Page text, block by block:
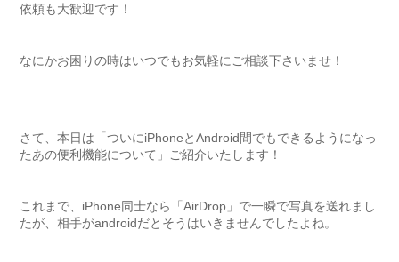
依頼も大歓迎です！
なにかお困りの時はいつでもお気軽にご相談下さいませ！
さて、本日は「ついにiPhoneとAndroid間でもできるようになっ
たあの便利機能について」ご紹介いたします！
これまで、iPhone同士なら「AirDrop」で一瞬で写真を送れまし
たが、相手がandroidだとそうはいきませんでしたよね。